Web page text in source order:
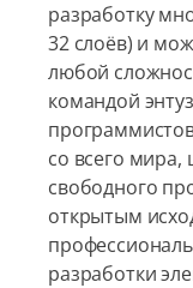
разработку
32 слоёв) и
любой
командой
со всего мира,
свободного
открытым
разработки